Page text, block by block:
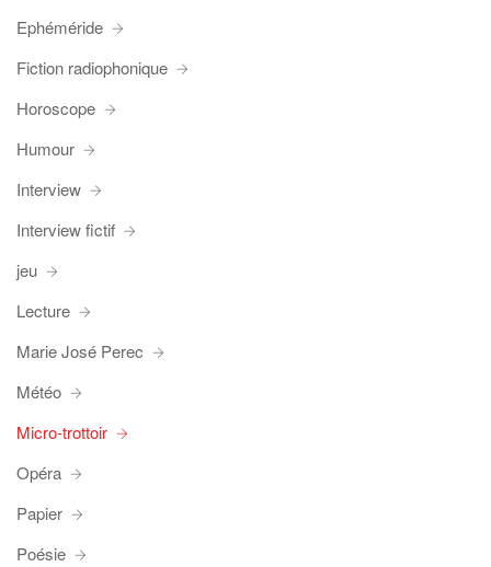
Ephéméride
Fiction radiophonique
Horoscope
Humour
Interview
Interview fictif
jeu
Lecture
Marie José Perec
Météo
Micro-trottoir
Opéra
Papier
Poésie